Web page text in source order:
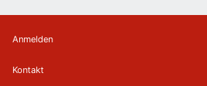
Anmelden
Kontakt